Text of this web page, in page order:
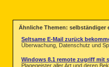
Ähnliche Themen: selbständiger
Seltsame E-Mail zurück
Überwachung, Datenschutz und
Windows 8.1 remote zugriff mit
Plagegeister aller Art und deren